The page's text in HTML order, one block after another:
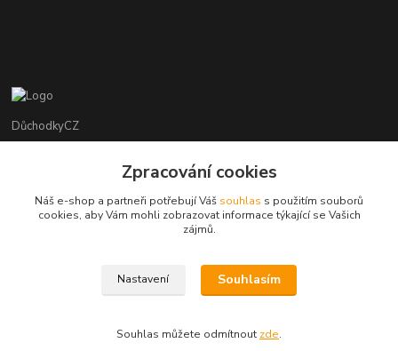
DůchodkyCZ
+420 412384749
objednavky@duchodky.cz
Zpracování cookies
Náš e-shop a partneři potřebují Váš souhlas s použitím souborů
cookies, aby Vám mohli zobrazovat informace týkající se Vašich
zájmů.
Nastavení Souhlasím
Souhlas můžete odmítnout zde.